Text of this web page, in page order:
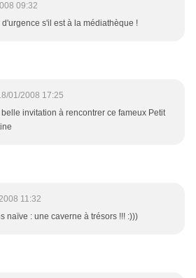
09:32
s'il est à la médiathèque !
01/2008 17:25
belle invitation à rencontrer ce fameux Petit
11:32
naïve : une caverne à trésors !!! :)))